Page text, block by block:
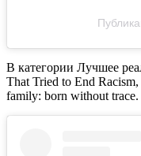
В категории Лучшее
That Tried to End
family: born without trace.